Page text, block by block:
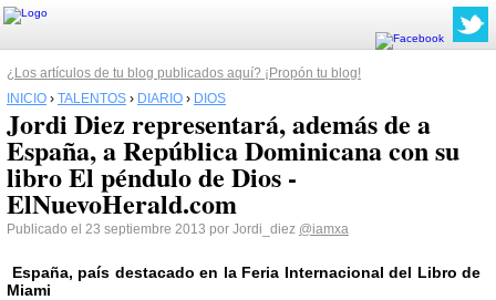
¿Los artículos de tu blog publicados aquí? ¡Propón tu blog!
INICIO › TALENTOS › DIARIO › DIOS
Jordi Diez representará, además de a
España, a República Dominicana con su
libro El péndulo de Dios -
ElNuevoHerald.com
Publicado el 23 septiembre 2013 por Jordi_diez @iamxa
España, país destacado en la Feria Internacional del Libro de
Miami